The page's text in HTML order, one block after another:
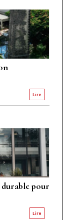
Lire
pour
Lire